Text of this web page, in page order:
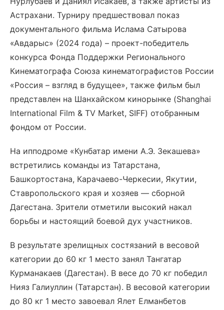
Астрахани. Турниру предшествовал показ
документального фильма Ислама Сатырова
«Авдарыс» (2024 года) – проект-победитель
конкурса Фонда Поддержки Регионального
Кинематографа Союза кинематографистов России
«Россия – взгляд в будущее», также фильм был
представлен на Шанхайском кинорынке (Shanghai
International Film & TV Market, SIFF) отобранным
фондом от России.
На ипподроме «Кунбатар имени А.Э. Зекашева»
встретились команды из Татарстана,
Башкортостана, Карачаево-Черкесии, Якутии,
Ставропольского края и хозяев — сборной
Дагестана. Зрители отметили высокий накал
борьбы и настоящий боевой дух участников.
В результате зрелищных состязаний в весовой
категории до 60 кг 1 место занял Тангатар
Курманакаев (Дагестан). В весе до 70 кг победил
Нияз Галиуллин (Татарстан). В весовой категории
до 80 кг 1 место завоевал Ялет Елманбетов